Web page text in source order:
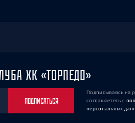
ХК «ТОРПЕДО»
ПОДПИСАТЬСЯ
Подписываясь на
соглашаетесь с
персональных